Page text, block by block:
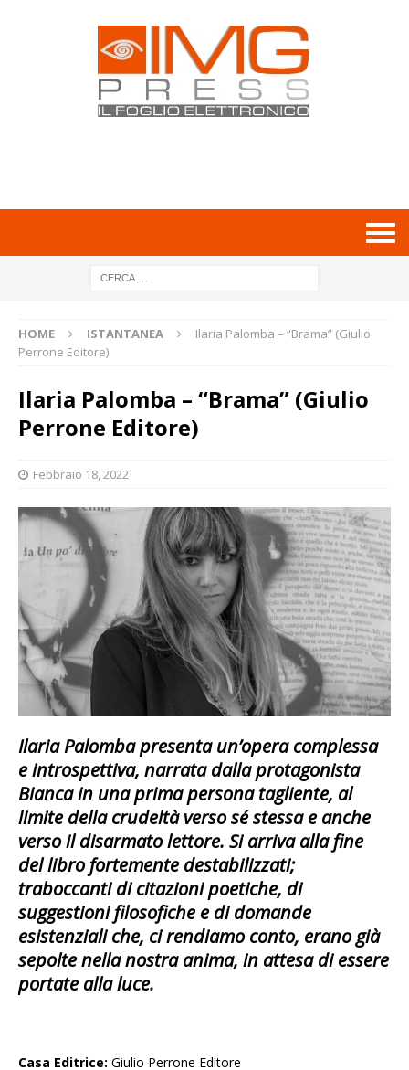
HOME ISTANTANEA
Ilaria Palomba – “Brama” (Giulio
Perrone Editore)
Ilaria Palomba – “Brama” (Giulio
Perrone Editore)
Febbraio 18, 2022
Ilaria Palomba presenta un’opera complessa
e introspettiva, narrata dalla protagonista
Bianca in una prima persona tagliente, al
limite della crudeltà verso sé stessa e anche
verso il disarmato lettore. Si arriva alla fine
del libro fortemente destabilizzati;
traboccanti di citazioni poetiche, di
suggestioni filosofiche e di domande
esistenziali che, ci rendiamo conto, erano già
sepolte nella nostra anima, in attesa di essere
portate alla luce.
Casa Editrice: Giulio Perrone Editore